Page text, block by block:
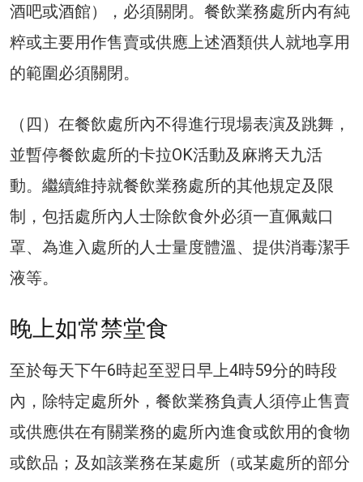
酒吧或酒館），必須關閉。餐飲業務處所内有純
粹或主要用作售賣或供應上述酒類供人就地享用
的範圍必須關閉。
（四）在餐飲處所內不得進行現場表演及跳舞，
並暫停餐飲處所的卡拉OK活動及麻將天九活
動。繼續維持就餐飲業務處所的其他規定及限
制，包括處所內人士除飲食外必須一直佩戴口
罩、為進入處所的人士量度體溫、提供消毒潔手
液等。
晚上如常禁堂食
至於每天下午6時起至翌日早上4時59分的時段
內，除特定處所外，餐飲業務負責人須停止售賣
或供應供在有關業務的處所內進食或飲用的食物
或飲品；及如該業務在某處所（或某處所的部分